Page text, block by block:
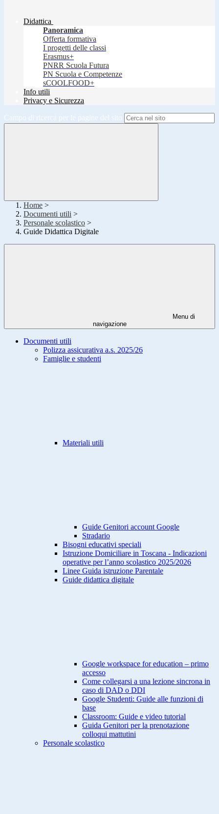
Didattica
Panoramica
Offerta formativa
I progetti delle classi
Erasmus+
PNRR Scuola Futura
PN Scuola e Competenze
sCOOLFOOD+
Info utili
Privacy e Sicurezza
Campo di ricerca per le pagine del sito
Home >
Documenti utili >
Personale scolastico >
Guide Didattica Digitale
Menu di
navigazione
Documenti utili
Polizza assicurativa a.s. 2025/26
Famiglie e studenti
Materiali utili
Guide Genitori account Google
Stradario
Bisogni educativi speciali
Istruzione Domiciliare in Toscana - Indicazioni
operative per l’anno scolastico 2025/2026
Linee Guida istruzione Parentale
Guide didattica digitale
Google workspace for education – primo
accesso
Come collegarsi a una lezione sincrona in
caso di DAD o DDI
Google Studenti: Guide alle funzioni di
base
Classroom: Guide e video tutorial
Guida Genitori per la prenotazione
colloqui mattutini
Personale scolastico